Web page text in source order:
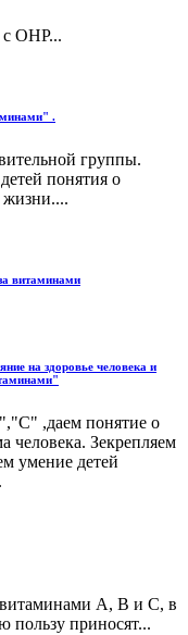
ОНР...
.
группы.
понятия о
жизни....
витаминами
на здоровье человека и
,даем понятие о
человека. Зекрепляем
умение детей
витаминами А, В и С, в
пользу приносят...